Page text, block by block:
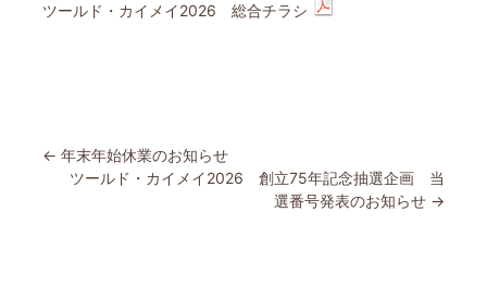
ツールド・カイメイ2026 総合チラシ
投
← 年末年始休業のお知らせ
ツールド・カイメイ2026 創立75年記念抽選企画 当
選番号発表のお知らせ →